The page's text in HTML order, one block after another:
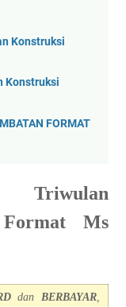
Konstruksi
Konstruksi
FORMAT
Triwulan
Format Ms
danBERBAYAR,